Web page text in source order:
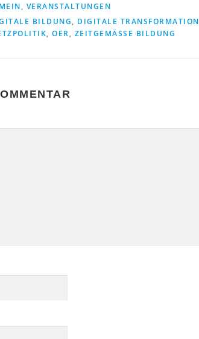
, VERANSTALTUNGEN
BILDUNG, DIGITALE TRANSFORMATION
, OER, ZEITGEMÄSSE BILDUNG